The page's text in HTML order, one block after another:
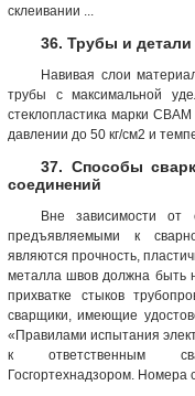
склеивании ...
36. Трубы и детали
Навивая слои
трубы с максимальной
стеклопластика марки
давлении до 50 кг/см2 и
37. Способы
соединений
Вне зависимости от
предъявляемыми к
являются прочность,
металла швов должна быть
прихватке стыков
сварщики, имеющие
«Правилами испытания
к ответственным
Госгортехнадзором. Номера